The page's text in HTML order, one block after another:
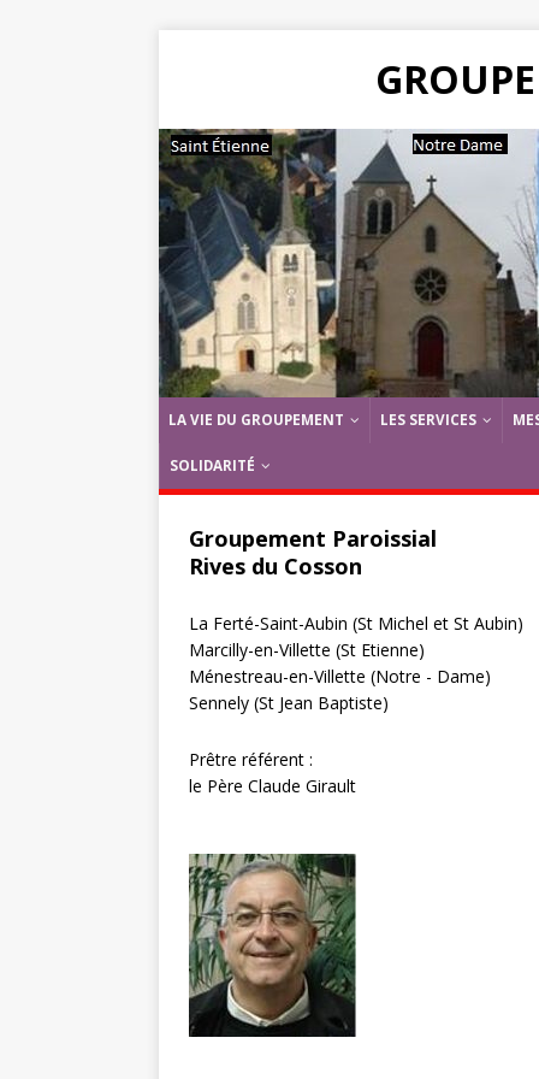
LA VIE DU GROUPEMENT LES SERVICES
SOLIDARITÉ
Groupement Paroissial
Rives du Cosson
La Ferté-Saint-Aubin (St Michel et St Aubin)
Marcilly-en-Villette (St Etienne)
Ménestreau-en-Villette (Notre - Dame)
Sennely (St Jean Baptiste)
Prêtre référent :
le Père Claude Girault